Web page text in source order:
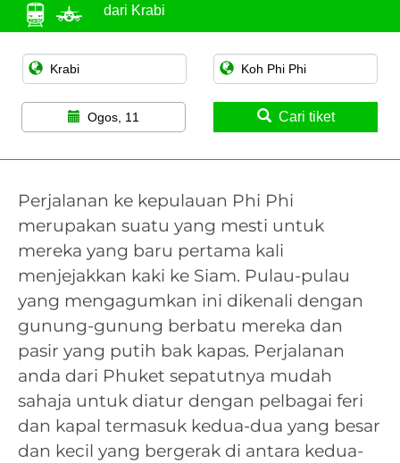
dari Krabi
Ogos, 11 Cari tiket
Perjalanan ke kepulauan Phi Phi
merupakan suatu yang mesti untuk
mereka yang baru pertama kali
menjejakkan kaki ke Siam. Pulau-pulau
yang mengagumkan ini dikenali dengan
gunung-gunung berbatu mereka dan
pasir yang putih bak kapas. Perjalanan
anda dari Phuket sepatutnya mudah
sahaja untuk diatur dengan pelbagai feri
dan kapal termasuk kedua-dua yang besar
dan kecil yang bergerak di antara kedua-